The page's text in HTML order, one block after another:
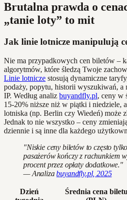
Brutalna prawda o
„tanie loty” to mit
Jak linie lotnicze manipulują
Nie ma przypadkowych cen biletów –
algorytmów, które śledzą Twoje
Linie lotnicze stosują dynamiczne
podaży, popytu, historii wyszukiwań,
IP. Według analiz buyandfly.pl, ceny w
15-20% niższe niż w piątki i niedziele,
lotniska (np. Berlin czy Wiedeń) może
Jednak to nie wszystko – ceny
dziennie i są inne dla każdego
"Niskie ceny biletów to często
pasażerów kończy z rachunkiem
procent przez opłaty dodatkowe."
— Analizabuyandfly.pl, 2025
Dzień
Średnia cena biletu